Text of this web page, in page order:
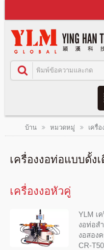
บ้าน หมวดหมู่ เครื่
เครื่องงอท่อแบบดั้งเ
เครื่องงอหัวคู่
YLM เ
งอท่อส
งอสอง
CR-